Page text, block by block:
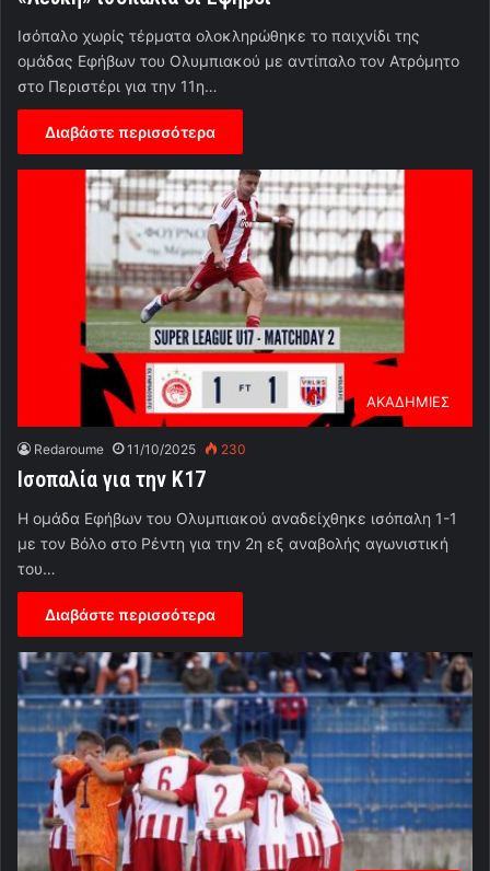
Ισόπαλο χωρίς τέρματα ολοκληρώθηκε το παιχνίδι της
ομάδας Εφήβων του Ολυμπιακού με αντίπαλο τον Ατρόμητο
στο Περιστέρι για την 11η…
Διαβάστε περισσότερα
ΑΚΑΔΗΜΙΕΣ
Redaroume 11/10/2025 230
Ισοπαλία για την Κ17
Η ομάδα Εφήβων του Ολυμπιακού αναδείχθηκε ισόπαλη 1-1
με τον Βόλο στο Ρέντη για την 2η εξ αναβολής αγωνιστική
του…
Διαβάστε περισσότερα